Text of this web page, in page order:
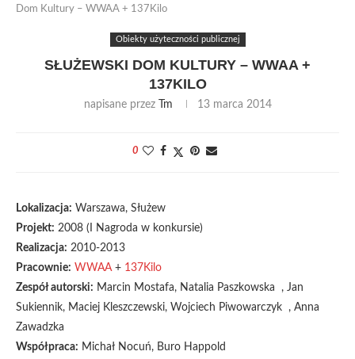
Dom Kultury – WWAA + 137Kilo
Obiekty użyteczności publicznej
SŁUŻEWSKI DOM KULTURY – WWAA +
137KILO
napisane przez Tm 13 marca 2014
0
Lokalizacja: Warszawa, Służew
Projekt: 2008 (I Nagroda w konkursie)
Realizacja: 2010-2013
Pracownie: WWAA + 137Kilo
Zespół autorski: Marcin Mostafa, Natalia Paszkowska , Jan
Sukiennik, Maciej Kleszczewski, Wojciech Piwowarczyk , Anna
Zawadzka
Współpraca: Michał Nocuń, Buro Happold